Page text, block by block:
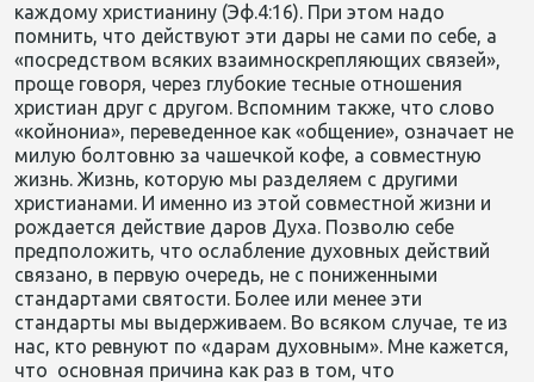
каждому христианину (Эф.4:16). При этом надо
помнить, что действуют эти дары не сами по себе, а
«посредством всяких взаимноскрепляющих связей»,
проще говоря, через глубокие тесные отношения
христиан друг с другом. Вспомним также, что слово
«койнониа», переведенное как «общение», означает не
милую болтовню за чашечкой кофе, а совместную
жизнь. Жизнь, которую мы разделяем с другими
христианами. И именно из этой совместной жизни и
рождается действие даров Духа. Позволю себе
предположить, что ослабление духовных действий
связано, в первую очередь, не с пониженными
стандартами святости. Более или менее эти
стандарты мы выдерживаем. Во всяком случае, те из
нас, кто ревнуют по «дарам духовным». Мне кажется,
что основная причина как раз в том, что